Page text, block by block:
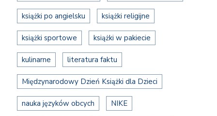
książki po angielsku książki religijne
książki sportowe książki w pakiecie
kulinarne literatura faktu
Międzynarodowy Dzień Książki dla Dzieci
nauka języków obcych NIKE